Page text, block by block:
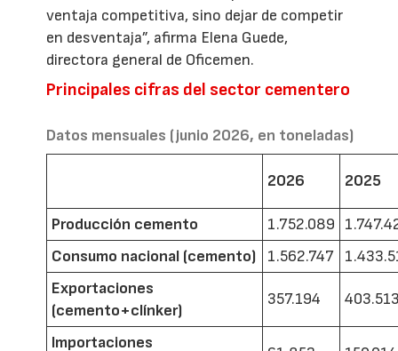
ventaja competitiva, sino dejar de competir
en desventaja”, afirma Elena Guede,
directora general de Oficemen.
Principales cifras del sector cementero
Datos mensuales (junio 2026, en toneladas)
2026 2025
Producción cemento 1.752.089
Consumo nacional (cemento)
1.562.747
Exportaciones
(cemento+clínker)
357.194
Importaciones